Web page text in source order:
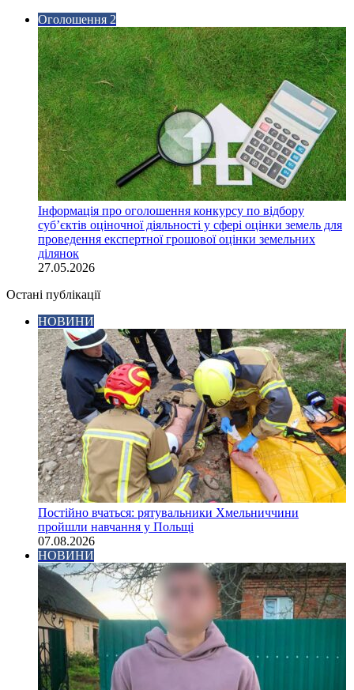
Оголошення 2
Інформація про оголошення конкурсу по відбору
суб’єктів оціночної діяльності у сфері оцінки земель для
проведення експертної грошової оцінки земельних
ділянок
27.05.2026
Остані публікації
НОВИНИ
Постійно вчаться: рятувальники Хмельниччини
пройшли навчання у Польщі
07.08.2026
НОВИНИ